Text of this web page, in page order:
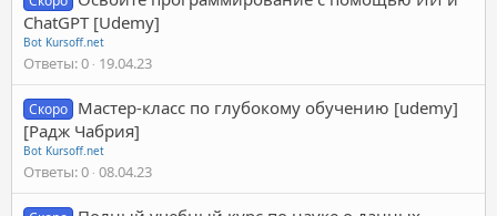
ChatGPT [Udemy]
Bot Kursoff.net
Ответы 0 19.04.23
Скоро Мастер-класс по глубокому обучению [udemy]
[Радж Чабрия]
Bot Kursoff.net
Ответы 0 08.04.23